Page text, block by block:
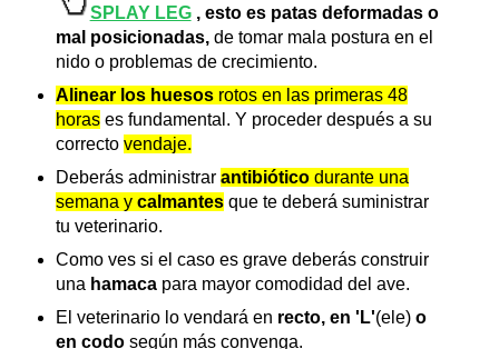
SPLAY LEG, esto es patas deformadas o
mal posicionadas, de tomar mala postura en el
nido o problemas de crecimiento.
Alinear los huesos rotos en las primeras 48
horases fundamental. Y proceder después a su
correcto vendaje.
Deberás administrar antibióticodurante una
semana y calmantesque te deberá suministrar
tu veterinario.
Como ves si el caso es grave deberás construir
una hamacapara mayor comodidad del ave.
El veterinario lo vendará en recto, en 'L'(ele)o
en codosegún más convenga.